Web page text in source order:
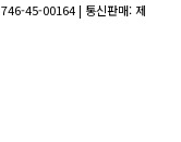
746-45-00164| 통신판매:제